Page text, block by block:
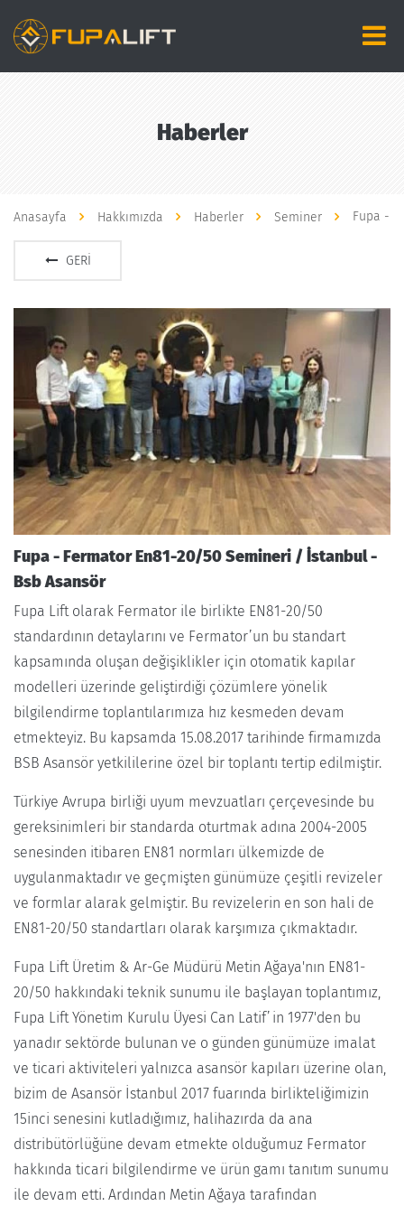
Haberler
Anasayfa Hakkımızda Haberler Seminer Fupa -
GERI
Fupa - Fermator En81-20/50 Semineri / İstanbul -
Bsb Asansör
Fupa Lift olarak Fermator ile birlikte EN81-20/50
standardının detaylarını ve Fermator’un bu standart
kapsamında oluşan değişiklikler için otomatik kapılar
modelleri üzerinde geliştirdiği çözümlere yönelik
bilgilendirme toplantılarımıza hız kesmeden devam
etmekteyiz. Bu kapsamda 15.08.2017 tarihinde firmamızda
BSB Asansör yetkililerine özel bir toplantı tertip edilmiştir.
Türkiye Avrupa birliği uyum mevzuatları çerçevesinde bu
gereksinimleri bir standarda oturtmak adına 2004-2005
senesinden itibaren EN81 normları ülkemizde de
uygulanmaktadır ve geçmişten günümüze çeşitli revizeler
ve formlar alarak gelmiştir. Bu revizelerin en son hali de
EN81-20/50 standartları olarak karşımıza çıkmaktadır.
Fupa Lift Üretim & Ar-Ge Müdürü Metin Ağaya'nın EN81-
20/50 hakkındaki teknik sunumu ile başlayan toplantımız,
Fupa Lift Yönetim Kurulu Üyesi Can Latif’in 1977'den bu
yanadır sektörde bulunan ve o günden günümüze imalat
ve ticari aktiviteleri yalnızca asansör kapıları üzerine olan,
bizim de Asansör İstanbul 2017 fuarında birlikteliğimizin
15inci senesini kutladığımız, halihazırda da ana
distribütörlüğüne devam etmekte olduğumuz Fermator
hakkında ticari bilgilendirme ve ürün gamı tanıtım sunumu
ile devam etti. Ardından Metin Ağaya tarafından